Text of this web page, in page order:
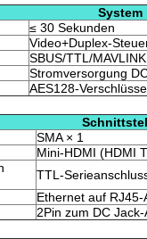
System
≤ 30 Sekunden
Video+Duplex-
SBUS/TTL/
Stromversorgung
AES128-
SMA × 1
Mini-HDMI (HDMI
TTL-
Ethernet auf RJ45-
2Pin zum DC